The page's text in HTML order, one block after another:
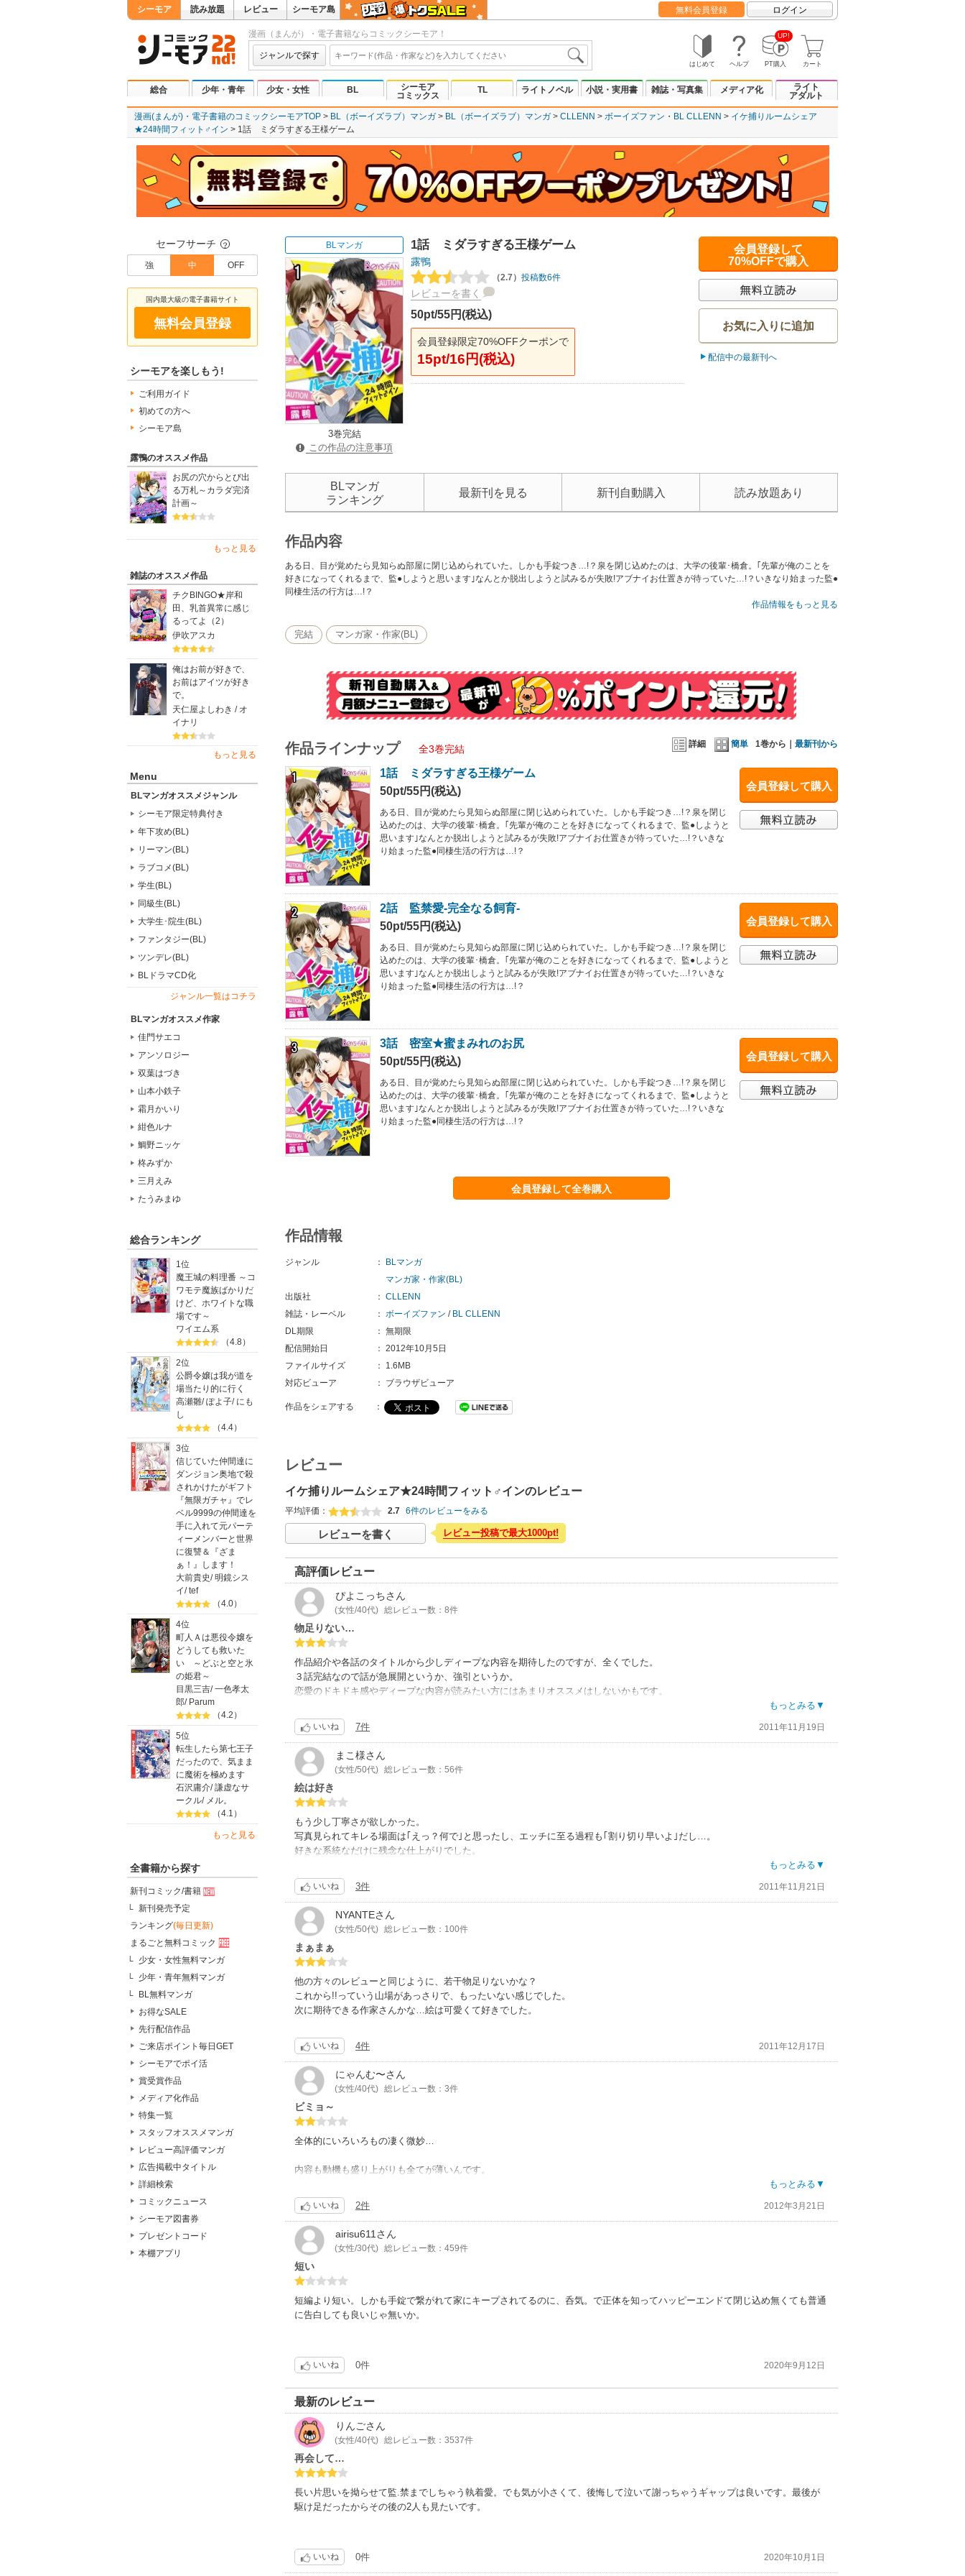
シーモア 読み放題 レビュー シーモア島 無料会員登録 ログイン
漫画（まんが）・電子書籍ならコミックシーモア！
ジャンルで探す
はじめて ヘルプ
UP!
PT購入 カート
総合 少年・青年 少女・女性 BL
シーモア
コミックス
TL ライトノベル 小説・実用書 雑誌・写真集 メディア化
ライト
アダルト
漫画(まんが)・電子書籍のコミックシーモアTOP BL（ボーイズラブ）マンガ BL（ボーイズラブ）マンガ CLLENN ボーイズファン BL CLLENN
イケ捕りルームシェア
★24時間フィット♂イン
1話 ミダラすぎる王様ゲーム
セーフサーチ ？
強 中 OFF
国内最大級の電子書籍サイト
無料会員登録
シーモアを楽しもう!
ご利用ガイド
初めての方へ
シーモア島
露鴨のオススメ作品
お尻の穴からとび出
る万札～カラダ完済
計画～
もっと見る
雑誌のオススメ作品
チクBINGO★岸和
田、乳首異常に感じ
るってよ（2）
伊吹アスカ
俺はお前が好きで、
お前はアイツが好き
で。
天仁屋よしわき / オ
イナリ
もっと見る
Menu
BLマンガオススメジャンル
シーモア限定特典付き
年下攻め(BL)
リーマン(BL)
ラブコメ(BL)
学生(BL)
同級生(BL)
大学生･院生(BL)
ファンタジー(BL)
ツンデレ(BL)
BLドラマCD化
ジャンル一覧はコチラ
BLマンガオススメ作家
佳門サエコ
アンソロジー
双葉はづき
山本小鉄子
霜月かいり
紺色ルナ
鯛野ニッケ
柊みずか
三月えみ
たうみまゆ
総合ランキング
1位
魔王城の料理番 ～コ
ワモテ魔族ばかりだ
けど、ホワイトな職
場です～
ワイエム系
（4.8）
2位
公爵令嬢は我が道を
場当たり的に行く
高瀬雛/ぽよ子/ にも
し
（4.4）
3位
信じていた仲間達に
ダンジョン奥地で殺
されかけたがギフト
『無限ガチャ』でレ
ベル9999の仲間達を
手に入れて元パーテ
ィーメンバーと世界
に復讐＆『ざま
ぁ！』します！
大前貴史/明鏡シス
イ/tef
（4.0）
4位
町人Ａは悪役令嬢を
どうしても救いた
い ～どぶと空と氷
の姫君～
目黒三吉/一色孝太
郎/ Parum
（4.2）
5位
転生したら第七王子
だったので、気まま
に魔術を極めます
石沢庸介/謙虚なサ
ークル/ メル。
（4.1）
もっと見る
全書籍から探す
新刊コミック/書籍
新刊発売予定
ランキング(毎日更新)
まるごと無料コミック
少女・女性無料マンガ
少年・青年無料マンガ
BL無料マンガ
お得なSALE
先行配信作品
ご来店ポイント毎日GET
シーモアでポイ活
賞受賞作品
メディア化作品
特集一覧
スタッフオススメマンガ
レビュー高評価マンガ
広告掲載中タイトル
詳細検索
コミックニュース
シーモア図書券
プレゼントコード
本棚アプリ
BLマンガ
3巻完結
この作品の注意事項
1話 ミダラすぎる王様ゲーム
露鴨
（2.7） 投稿数6件
レビューを書く
50pt/55円(税込)
会員登録限定70%OFFクーポンで
15pt/16円(税込)
会員登録して
70%OFFで購入
お気に入りに追加
配信中の最新刊へ
BLマンガ
ランキング
最新刊を見る 新刊自動購入 読み放題あり
作品内容
ある日、目が覚めたら見知らぬ部屋に閉じ込められていた。しかも手錠つき…!？泉を閉じ込めたのは、大学の後輩･橋倉。｢先輩が俺のことを
好きになってくれるまで、監●しようと思います｣なんとか脱出しようと試みるが失敗!アブナイお仕置きが待っていた…!？いきなり始まった監●
同棲生活の行方は…!？
作品情報をもっと見る
完結 マンガ家・作家(BL)
詳細 簡単 1巻から｜ 最新刊から
作品ラインナップ 全3巻完結
会員登録して購入
1話 ミダラすぎる王様ゲーム
50pt/55円(税込)
ある日、目が覚めたら見知らぬ部屋に閉じ込められていた。しかも手錠つき…!？泉を閉じ
込めたのは、大学の後輩･橋倉。｢先輩が俺のことを好きになってくれるまで、監●しようと
思います｣なんとか脱出しようと試みるが失敗!アブナイお仕置きが待っていた…!？いきな
り始まった監●同棲生活の行方は…!？
会員登録して購入
2話 監禁愛-完全なる飼育-
50pt/55円(税込)
ある日、目が覚めたら見知らぬ部屋に閉じ込められていた。しかも手錠つき…!？泉を閉じ
込めたのは、大学の後輩･橋倉。｢先輩が俺のことを好きになってくれるまで、監●しようと
思います｣なんとか脱出しようと試みるが失敗!アブナイお仕置きが待っていた…!？いきな
り始まった監●同棲生活の行方は…!？
会員登録して購入
3話 密室★蜜まみれのお尻
50pt/55円(税込)
ある日、目が覚めたら見知らぬ部屋に閉じ込められていた。しかも手錠つき…!？泉を閉じ
込めたのは、大学の後輩･橋倉。｢先輩が俺のことを好きになってくれるまで、監●しようと
思います｣なんとか脱出しようと試みるが失敗!アブナイお仕置きが待っていた…!？いきな
り始まった監●同棲生活の行方は…!？
会員登録して全巻購入
作品情報
ジャンル ：
BLマンガ
マンガ家・作家(BL)
出版社
： CLLENN
雑誌・レーベル
： ボーイズファン / BL CLLENN
DL期限
： 無期限
配信開始日
： 2012年10月5日
ファイルサイズ
：
1.6MB
対応ビューア
： ブラウザビューア
作品をシェアする ：
レビュー
イケ捕りルームシェア★24時間フィット♂インのレビュー
平均評価： 2.7 6件のレビューをみる
レビューを書く レビュー投稿で最大1000pt!
高評価レビュー
ぴよこっちさん
(女性/40代) 総レビュー数：8件
物足りない…
作品紹介や各話のタイトルから少しディープな内容を期待したのですが、全くでした。
３話完結なので話が急展開というか、強引というか。
恋愛のドキドキ感やディープな内容が読みたい方にはあまりオススメはしないかもです。
もっとみる▼
いいね 7件 2011年11月19日
まこ様さん
(女性/50代) 総レビュー数：56件
絵は好き
もう少し丁寧さが欲しかった。
写真見られてキレる場面は｢えっ？何で｣と思ったし、エッチに至る過程も｢割り切り早いよ｣だし…。
好きな系統なだけに残念な仕上がりでした。
もっとみる▼
いいね 3件 2011年11月21日
NYANTEさん
(女性/50代) 総レビュー数：100件
まぁまぁ
他の方々のレビューと同じように、若干物足りないかな？
これから!!っていう山場があっさりで、もったいない感じでした。
次に期待できる作家さんかな…絵は可愛くて好きでした。
いいね 4件 2011年12月17日
にゃんむ〜さん
(女性/40代) 総レビュー数：3件
ビミョ～
全体的にいろいろもの凄く微妙…
内容も動機も盛り上がりも全てが薄いんです。
薄すぎて妄想ですら物足りない気が↓↓
絵柄は嫌いじゃないですが内容と同じく薄いです｡｡
評価２は低いかな～？
でも３だと高い…
２.５かな！
もっとみる▼
いいね 2件 2012年3月21日
airisu611 さん
(女性/30代) 総レビュー数：459件
短い
短編より短い。しかも手錠で繋がれて家にキープされてるのに、呑気。で正体を知ってハッピーエンドて閉じ込め無くても普通
に告白しても良いじゃ無いか。
いいね 0件 2020年9月12日
最新のレビュー
りんごさん
(女性/40代) 総レビュー数：3537件
再会して…
長い片思いを拗らせて監.禁までしちゃう執着愛。でも気が小さくて、後悔して泣いて謝っちゃうギャップは良いです。最後が
駆け足だったからその後の2人も見たいです。
いいね 0件 2020年10月1日